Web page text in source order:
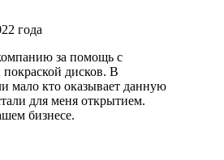
года
за помощь с
дисков. В
мало кто оказывает данную
для меня открытием.
бизнесе.